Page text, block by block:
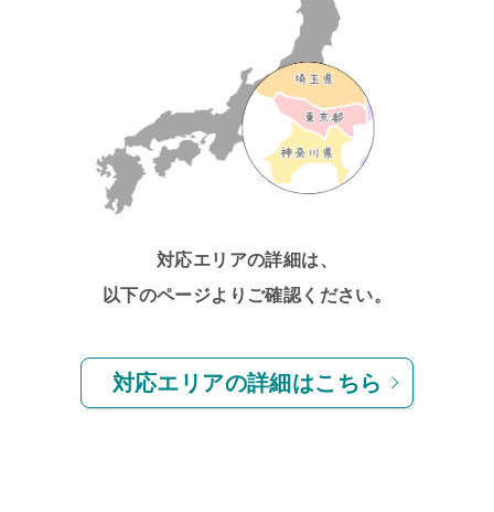
対応エリアの詳細は、
以下のページよりご確認ください。
対応エリアの詳細はこちら